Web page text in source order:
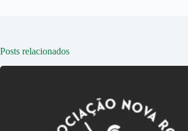
Posts relacionados